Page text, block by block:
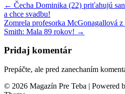
← Čecha Dominika (22) priťahujú
a chce svadbu!
Zomrela profesorka McGonagallová
Smith: Mala 89 rokov! →
Pridaj komentár
Prepáčte, ale pred zanechaním
© 2026 Magazín Pre Teba | Powered